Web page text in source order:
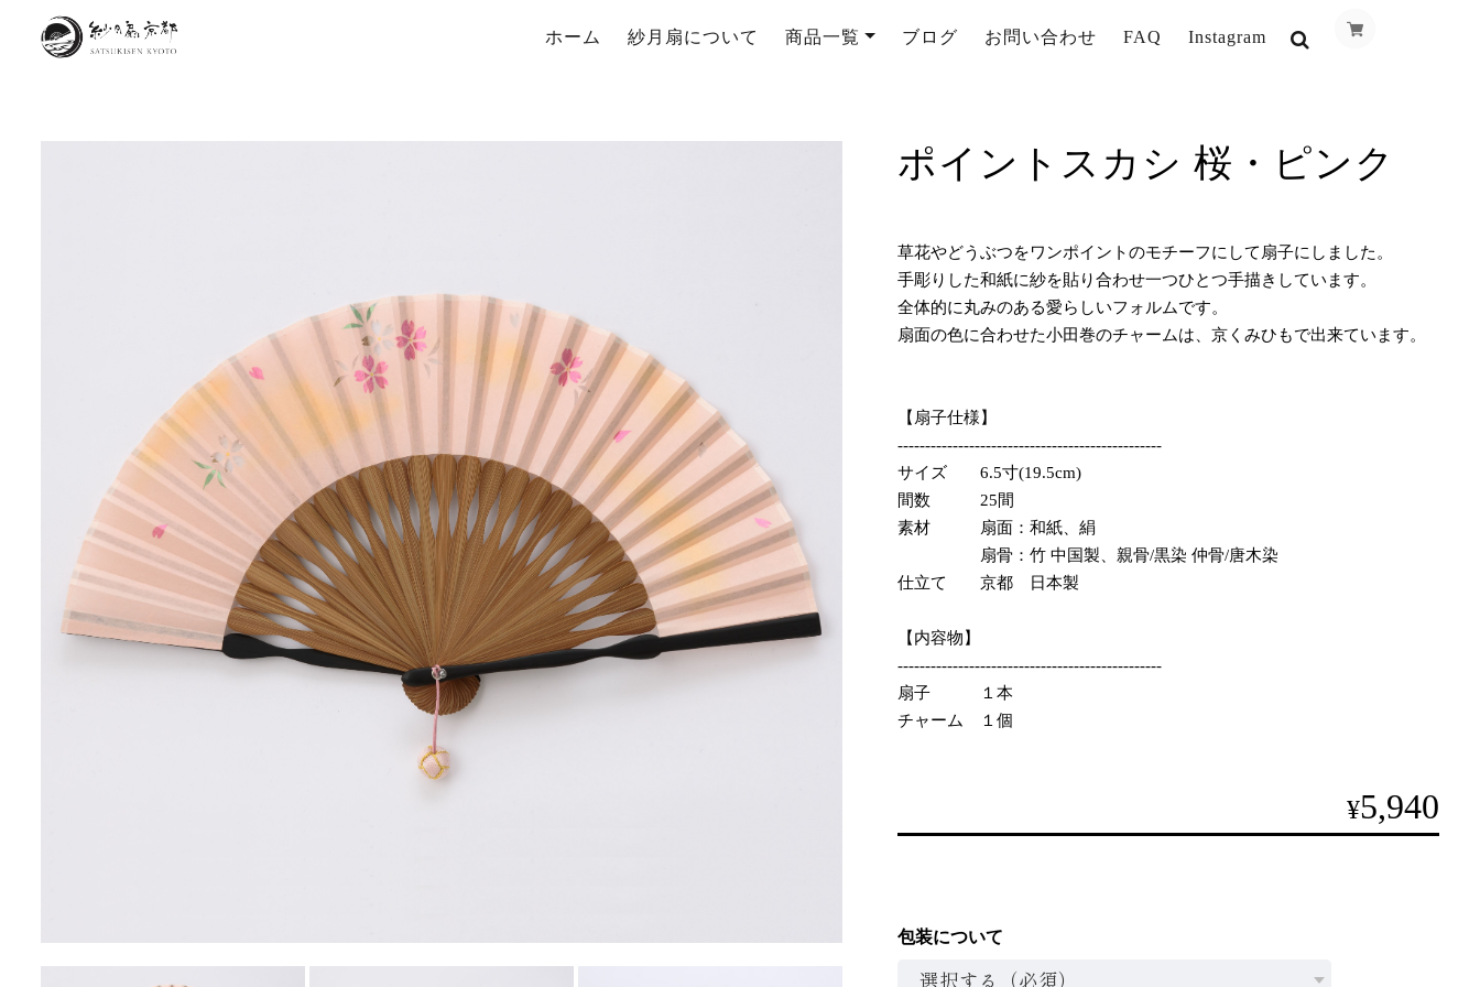
ホーム 紗月扇について 商品一覧 ブログ お問い合わせ FAQ Instagram
ポイントスカシ 桜・ピンク
草花やどうぶつをワンポイントのモチーフにして扇子にしました。
手彫りした和紙に紗を貼り合わせ一つひとつ手描きしています。
全体的に丸みのある愛らしいフォルムです。
扇面の色に合わせた小田巻のチャームは、京くみひもで出来ています。
【扇子仕様】
------------------------------------------------
サイズ 6.5寸(19.5cm)
間数 25間
素材 扇面：和紙、絹
扇骨：竹 中国製、親骨/黒染 仲骨/唐木染
仕立て 京都 日本製
【内容物】
------------------------------------------------
扇子 １本
チャーム １個
¥5,940
包装について